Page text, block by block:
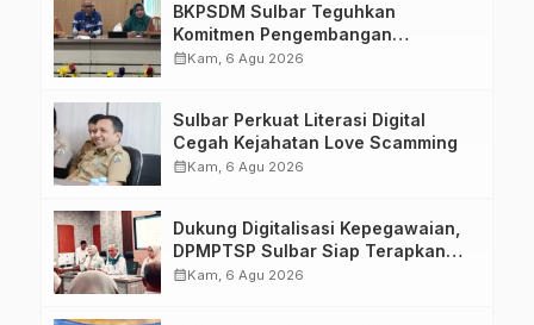
BKPSDM Sulbar Teguhkan
Komitmen Pengembangan
Kompetensi ASN melalui
calendar_monthKam, 6 Agu 2026
Sulbar Perkuat Literasi Digital
Cegah Kejahatan Love Scamming
calendar_monthKam, 6 Agu 2026
Dukung Digitalisasi Kepegawaian,
DPMPTSP Sulbar Siap Terapkan
Aplikasi FLEKSI ASN
calendar_monthKam, 6 Agu 2026